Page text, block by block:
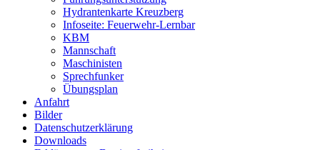
Hydrantenkarte Kreuzberg
Infoseite: Feuerwehr-Lernbar
KBM
Mannschaft
Maschinisten
Sprechfunker
Übungsplan
Anfahrt
Bilder
Datenschutzerklärung
Downloads